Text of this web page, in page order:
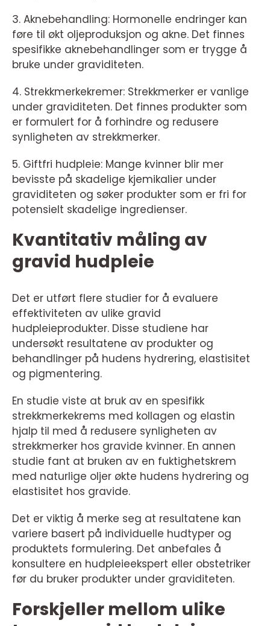
3. Aknebehandling: Hormonelle endringer kan
føre til økt oljeproduksjon og akne. Det finnes
spesifikke aknebehandlinger som er trygge å
bruke under graviditeten.
4. Strekkmerkekremer: Strekkmerker er vanlige
under graviditeten. Det finnes produkter som
er formulert for å forhindre og redusere
synligheten av strekkmerker.
5. Giftfri hudpleie: Mange kvinner blir mer
bevisste på skadelige kjemikalier under
graviditeten og søker produkter som er fri for
potensielt skadelige ingredienser.
Kvantitativ måling av
gravid hudpleie
Det er utført flere studier for å evaluere
effektiviteten av ulike gravid
hudpleieprodukter. Disse studiene har
undersøkt resultatene av produkter og
behandlinger på hudens hydrering, elastisitet
og pigmentering.
En studie viste at bruk av en spesifikk
strekkmerkekrems med kollagen og elastin
hjalp til med å redusere synligheten av
strekkmerker hos gravide kvinner. En annen
studie fant at bruken av en fuktighetskrem
med naturlige oljer økte hudens hydrering og
elastisitet hos gravide.
Det er viktig å merke seg at resultatene kan
variere basert på individuelle hudtyper og
produktets formulering. Det anbefales å
konsultere en hudpleieekspert eller obstetriker
før du bruker produkter under graviditeten.
Forskjeller mellom ulike